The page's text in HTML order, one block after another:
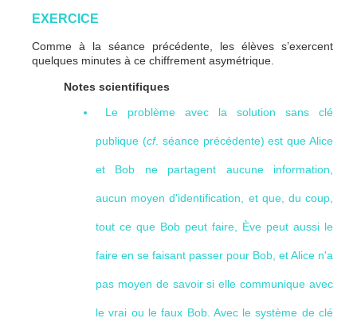
EXERCICE
Comme à la séance précédente, les élèves s’exercent
quelques minutes à ce chiffrement asymétrique.
Notes scientifiques
Le problème avec la solution sans clé
publique (cf. séance précédente) est que Alice
et Bob ne partagent aucune information,
aucun moyen d'identification, et que, du coup,
tout ce que Bob peut faire, Ève peut aussi le
faire en se faisant passer pour Bob, et Alice n'a
pas moyen de savoir si elle communique avec
le vrai ou le faux Bob. Avec le système de clé